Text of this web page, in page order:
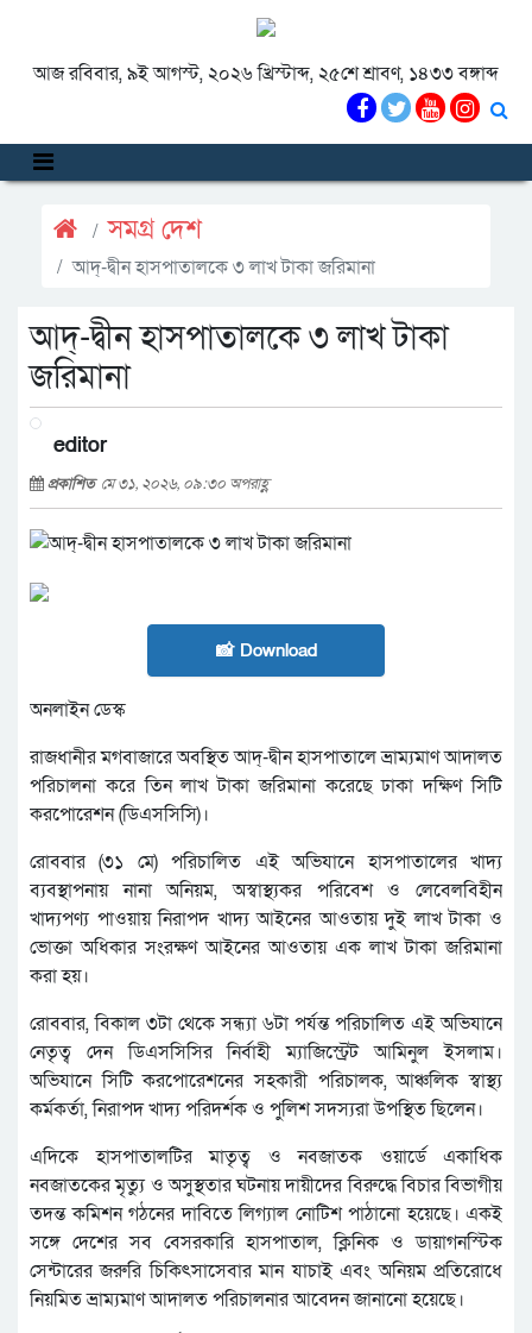
আজ রবিবার, ৯ই আগস্ট, ২০২৬ খ্রিস্টাব্দ, ২৫শে শ্রাবণ, ১৪৩৩ বঙ্গাব্দ
সমগ্র দেশ
আদ্-দ্বীন হাসপাতালকে ৩ লাখ টাকা জরিমানা
আদ্-দ্বীন হাসপাতালকে ৩ লাখ টাকা
জরিমানা
editor
প্রকাশিত মে ৩১, ২০২৬, ০৯:৩০ অপরাহ্ণ
📸 Download
অনলাইন ডেস্ক
রাজধানীর মগবাজারে অবস্থিত আদ্-দ্বীন হাসপাতালে ভ্রাম্যমাণ আদালত
পরিচালনা করে তিন লাখ টাকা জরিমানা করেছে ঢাকা দক্ষিণ সিটি
করপোরেশন (ডিএসসিসি)।
রোববার (৩১ মে) পরিচালিত এই অভিযানে হাসপাতালের খাদ্য
ব্যবস্থাপনায় নানা অনিয়ম, অস্বাস্থ্যকর পরিবেশ ও লেবেলবিহীন
খাদ্যপণ্য পাওয়ায় নিরাপদ খাদ্য আইনের আওতায় দুই লাখ টাকা ও
ভোক্তা অধিকার সংরক্ষণ আইনের আওতায় এক লাখ টাকা জরিমানা
করা হয়।
রোববার, বিকাল ৩টা থেকে সন্ধ্যা ৬টা পর্যন্ত পরিচালিত এই অভিযানে
নেতৃত্ব দেন ডিএসসিসির নির্বাহী ম্যাজিস্ট্রেট আমিনুল ইসলাম।
অভিযানে সিটি করপোরেশনের সহকারী পরিচালক, আঞ্চলিক স্বাস্থ্য
কর্মকর্তা, নিরাপদ খাদ্য পরিদর্শক ও পুলিশ সদস্যরা উপস্থিত ছিলেন।
এদিকে হাসপাতালটির মাতৃত্ব ও নবজাতক ওয়ার্ডে একাধিক
নবজাতকের মৃত্যু ও অসুস্থতার ঘটনায় দায়ীদের বিরুদ্ধে বিচার বিভাগীয়
তদন্ত কমিশন গঠনের দাবিতে লিগ্যাল নোটিশ পাঠানো হয়েছে। একই
সঙ্গে দেশের সব বেসরকারি হাসপাতাল, ক্লিনিক ও ডায়াগনস্টিক
সেন্টারের জরুরি চিকিৎসাসেবার মান যাচাই এবং অনিয়ম প্রতিরোধে
নিয়মিত ভ্রাম্যমাণ আদালত পরিচালনার আবেদন জানানো হয়েছে।